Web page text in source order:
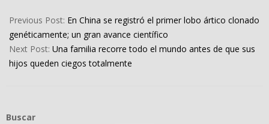
09-
29
Previous Post: En China se registró el primer lobo ártico clonado
genéticamente; un gran avance científico
Next Post: Una familia recorre todo el mundo antes de que sus
hijos queden ciegos totalmente
Buscar